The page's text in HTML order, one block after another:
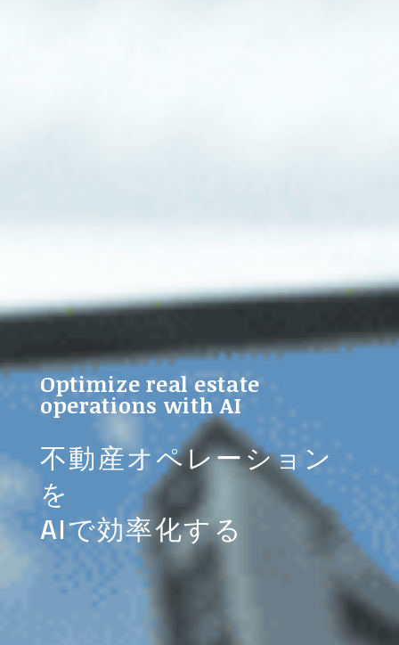
Optimize real estate
operations with AI
不動産オペレーション
を
AIで効率化する